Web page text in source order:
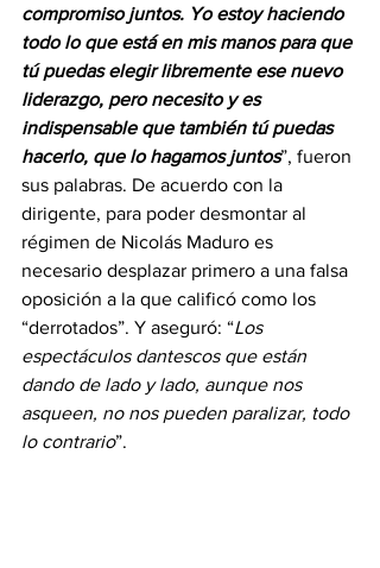
compromiso juntos. Yo estoy haciendo
todo lo que está en mis manos para que
tú puedas elegir libremente ese nuevo
liderazgo, pero necesito y es
indispensable que también tú puedas
hacerlo, que lo hagamos juntos”, fueron
sus palabras. De acuerdo con la
dirigente, para poder desmontar al
régimen de Nicolás Maduro es
necesario desplazar primero a una falsa
oposición a la que calificó como los
“derrotados”. Y aseguró: “Los
espectáculos dantescos que están
dando de lado y lado, aunque nos
asqueen, no nos pueden paralizar, todo
lo contrario”.